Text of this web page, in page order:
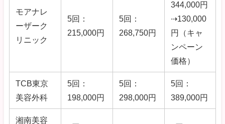
モアナレ
ーザーク
リニック
5回：
215,000円
5回：
268,750円
344,000円
⇢130,000
円（キャ
ンペーン
価格）
TCB東京
美容外科
5回：
198,000円
5回：
298,000円
5回：
389,000円
湘南美容